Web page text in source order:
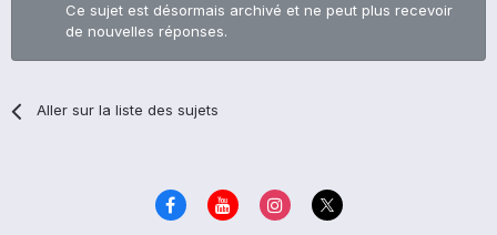
Ce sujet est désormais archivé et ne peut plus recevoir
de nouvelles réponses.
Aller sur la liste des sujets